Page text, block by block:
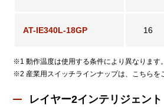
AT-IE340L-18GP 16
※1 動作温度は使用する条件により異なります。
※2 産業用スイッチラインナップは、こちらを
レイヤー2インテリジェント